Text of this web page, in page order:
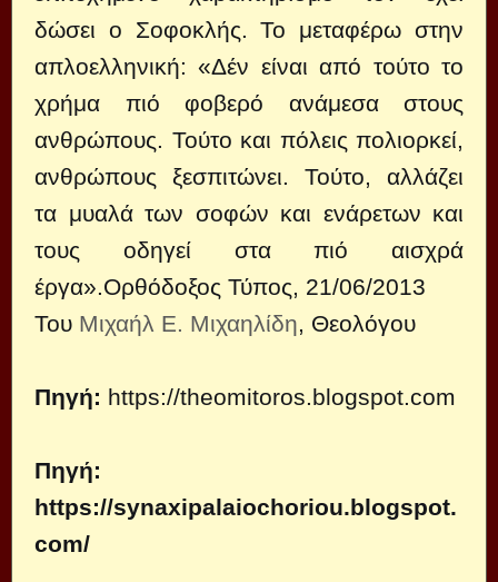
δώσει ο Σοφοκλής. Το μεταφέρω στην
απλοελληνική: «Δέν είναι από τούτο το
χρήμα πιό φοβερό ανάμεσα στους
ανθρώπους. Τούτο και πόλεις πολιορκεί,
ανθρώπους ξεσπιτώνει. Τούτο, αλλάζει
τα μυαλά των σοφών και ενάρετων και
τους οδηγεί στα πιό αισχρά
έργα».Ορθόδοξος Τύπος, 21/06/2013
Του Μιχαήλ Ε. Μιχαηλίδη, Θεολόγου
Πηγή: https://theomitoros.blogspot.com
Πηγή:
https://synaxipalaiochoriou.blogspot.
com/